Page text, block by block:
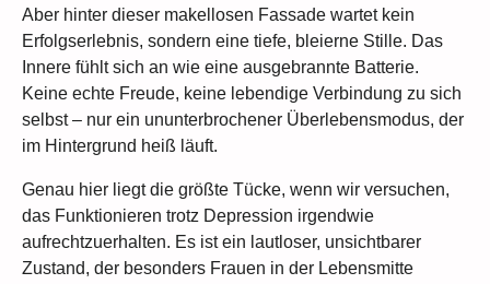
Aber hinter dieser makellosen Fassade wartet kein
Erfolgserlebnis, sondern eine tiefe, bleierne Stille. Das
Innere fühlt sich an wie eine ausgebrannte Batterie.
Keine echte Freude, keine lebendige Verbindung zu sich
selbst – nur ein ununterbrochener Überlebensmodus, der
im Hintergrund heiß läuft.
Genau hier liegt die größte Tücke, wenn wir versuchen,
das Funktionieren trotz Depression irgendwie
aufrechtzuerhalten. Es ist ein lautloser, unsichtbarer
Zustand, der besonders Frauen in der Lebensmitte